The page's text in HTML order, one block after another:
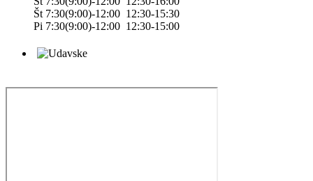
Št 7:30(9:00)-12:00 12:30-15:30
Pi 7:30(9:00)-12:00 12:30-15:00